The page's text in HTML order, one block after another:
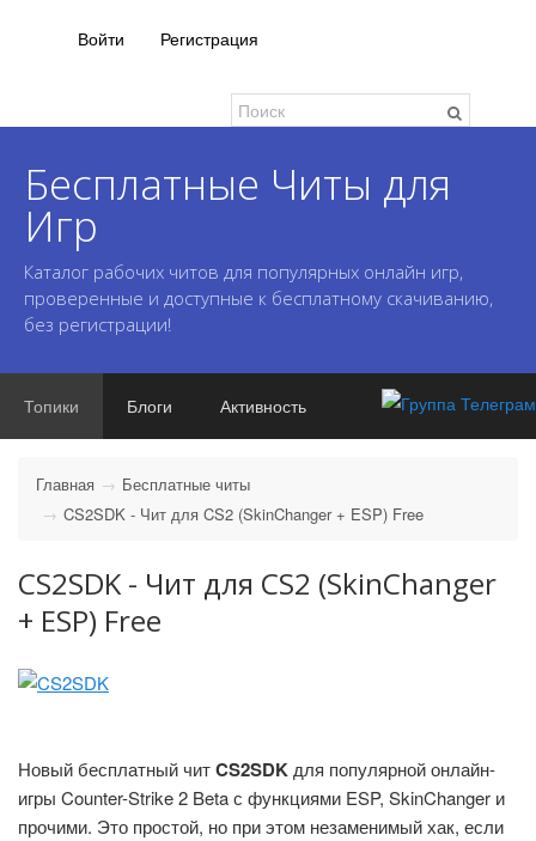
Войти Регистрация
Бесплатные Читы для
Игр
Каталог рабочих читов для популярных онлайн игр,
проверенные и доступные к бесплатному скачиванию,
без регистрации!
Топики Блоги Активность
Главная
Бесплатные читы
CS2SDK - Чит для CS2 (SkinChanger + ESP) Free
CS2SDK - Чит для CS2 (SkinChanger
+ ESP) Free
Новый бесплатный читCS2SDKдля популярной онлайн-
игры Counter-Strike 2 Beta с функциями ESP, SkinChanger и
прочими. Это простой, но при этом незаменимый хак, если